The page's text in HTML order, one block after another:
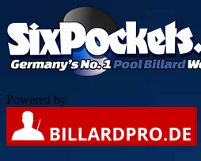
Powered by